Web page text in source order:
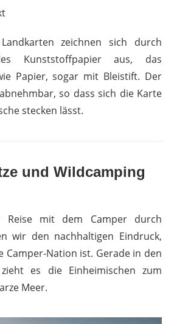
zeichnen sich durch
Kunststoffpapier aus, das
Papier, sogar mit Bleistift. Der
so dass sich die Karte
stecken lässt.
und Wildcamping
Reise mit dem Camper durch
wir den nachhaltigen Eindruck,
Camper-Nation ist. Gerade in den
es die Einheimischen zum
Meer.